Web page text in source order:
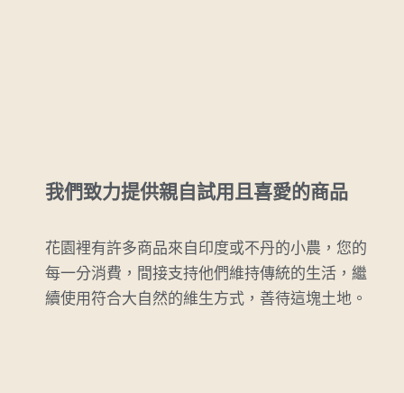
我們致力提供親自試用且喜愛的商品
花園裡有許多商品來自印度或不丹的小農，您的
每一分消費，間接支持他們維持傳統的生活，繼
續使用符合大自然的維生方式，善待這塊土地。